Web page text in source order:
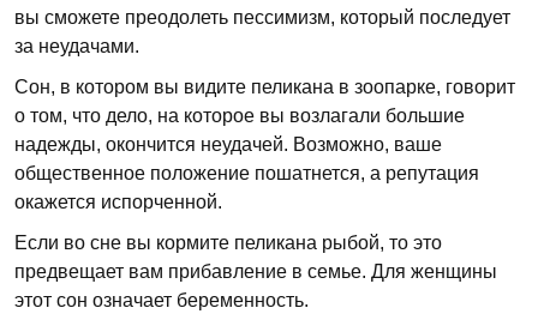
вы сможете преодолеть пессимизм, который последует
за неудачами.
Сон, в котором вы видите пеликана в зоопарке, говорит
о том, что дело, на которое вы возлагали большие
надежды, окончится неудачей. Возможно, ваше
общественное положение пошатнется, а репутация
окажется испорченной.
Если во сне вы кормите пеликана рыбой, то это
предвещает вам прибавление в семье. Для женщины
этот сон означает беременность.